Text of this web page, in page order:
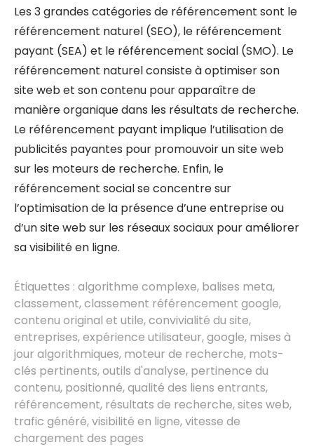
Les 3 grandes catégories de référencement sont le
référencement naturel (SEO), le référencement
payant (SEA) et le référencement social (SMO). Le
référencement naturel consiste à optimiser son
site web et son contenu pour apparaître de
manière organique dans les résultats de recherche.
Le référencement payant implique l’utilisation de
publicités payantes pour promouvoir un site web
sur les moteurs de recherche. Enfin, le
référencement social se concentre sur
l’optimisation de la présence d’une entreprise ou
d’un site web sur les réseaux sociaux pour améliorer
sa visibilité en ligne.
Étiquettes : algorithme complexe, balises meta,
classement,classement référencement google,
contenu original et utile,convivialité du site,
entreprises,expérience utilisateur,google, mises à
jour algorithmiques, moteur de recherche, mots-
clés pertinents,outils d'analyse, pertinence du
contenu, positionné,qualité des liens entrants,
référencement, résultats de recherche,sites web,
trafic généré,visibilité en ligne,vitesse de
chargement des pages